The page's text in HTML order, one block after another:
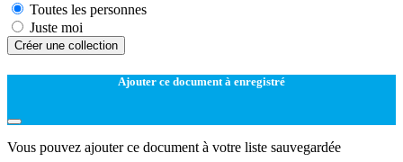
Toutes les personnes
Juste moi
Créer une collection
Ajouter ce document à enregistré
Vous pouvez ajouter ce document à votre liste sauvegardée